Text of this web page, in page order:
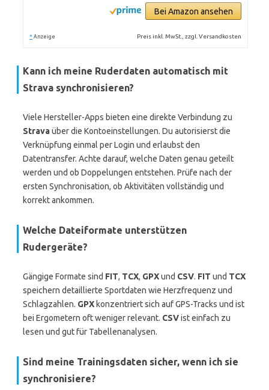
Bei Amazon ansehen
* Anzeige Preis inkl. MwSt., zzgl. Versandkosten
Kann ich meine Ruderdaten automatisch mit
Strava synchronisieren?
Viele Hersteller-Apps bieten eine direkte Verbindung zu
Stravaüber die Kontoeinstellungen. Du autorisierst die
Verknüpfung einmal per Login und erlaubst den
Datentransfer. Achte darauf, welche Daten genau geteilt
werden und ob Doppelungen entstehen. Prüfe nach der
ersten Synchronisation, ob Aktivitäten vollständig und
korrekt ankommen.
Welche Dateiformate unterstützen
Rudergeräte?
Gängige Formate sind FIT, TCX, GPXund CSV. FIT und TCX
speichern detaillierte Sportdaten wie Herzfrequenz und
Schlagzahlen. GPX konzentriert sich auf GPS-Tracks und ist
bei Ergometern oft weniger relevant. CSVist einfach zu
lesen und gut für Tabellenanalysen.
Sind meine Trainingsdaten sicher, wenn ich sie
synchronisiere?